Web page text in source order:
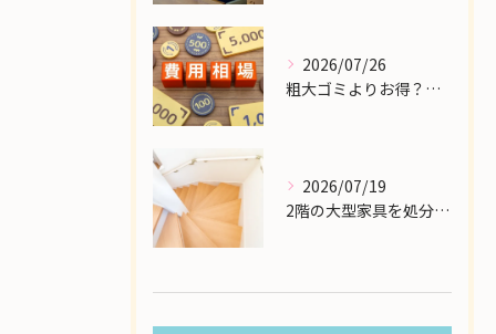
2026/07/26
粗大ゴミよりお得？大型家具の処分業者にかかる費用相場を解説
2026/07/19
2階の大型家具を処分したい！狭い階段から安全に下ろす方法